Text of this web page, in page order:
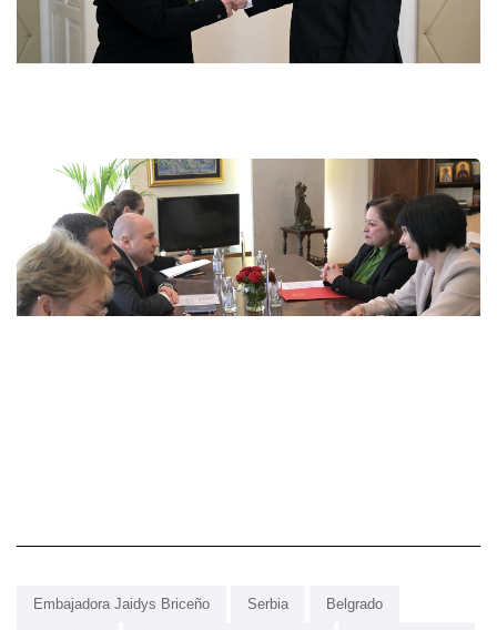
Embajadora Jaidys Briceño Serbia Belgrado